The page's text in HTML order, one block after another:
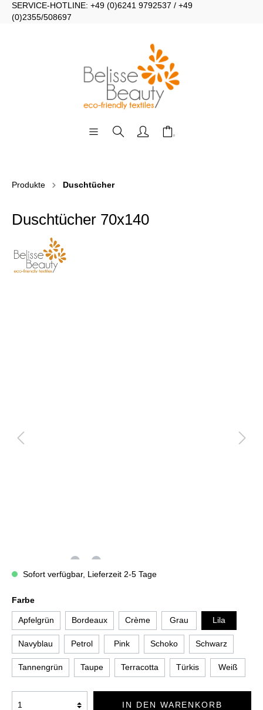
SERVICE-HOTLINE: +49 (0)6241 9792537 / +49
(0)2355/508697
Produkte Duschtücher
Duschtücher 70x140
Sofort verfügbar, Lieferzeit 2-5 Tage
Farbe
Apfelgrün Bordeaux Crème Grau Lila
Navyblau Petrol Pink Schoko Schwarz
Tannengrün Taupe Terracotta Türkis Weiß
IN DEN WARENKORB